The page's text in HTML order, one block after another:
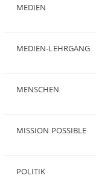
MEDIEN
MEDIEN-LEHRGANG
MENSCHEN
MISSION POSSIBLE
POLITIK